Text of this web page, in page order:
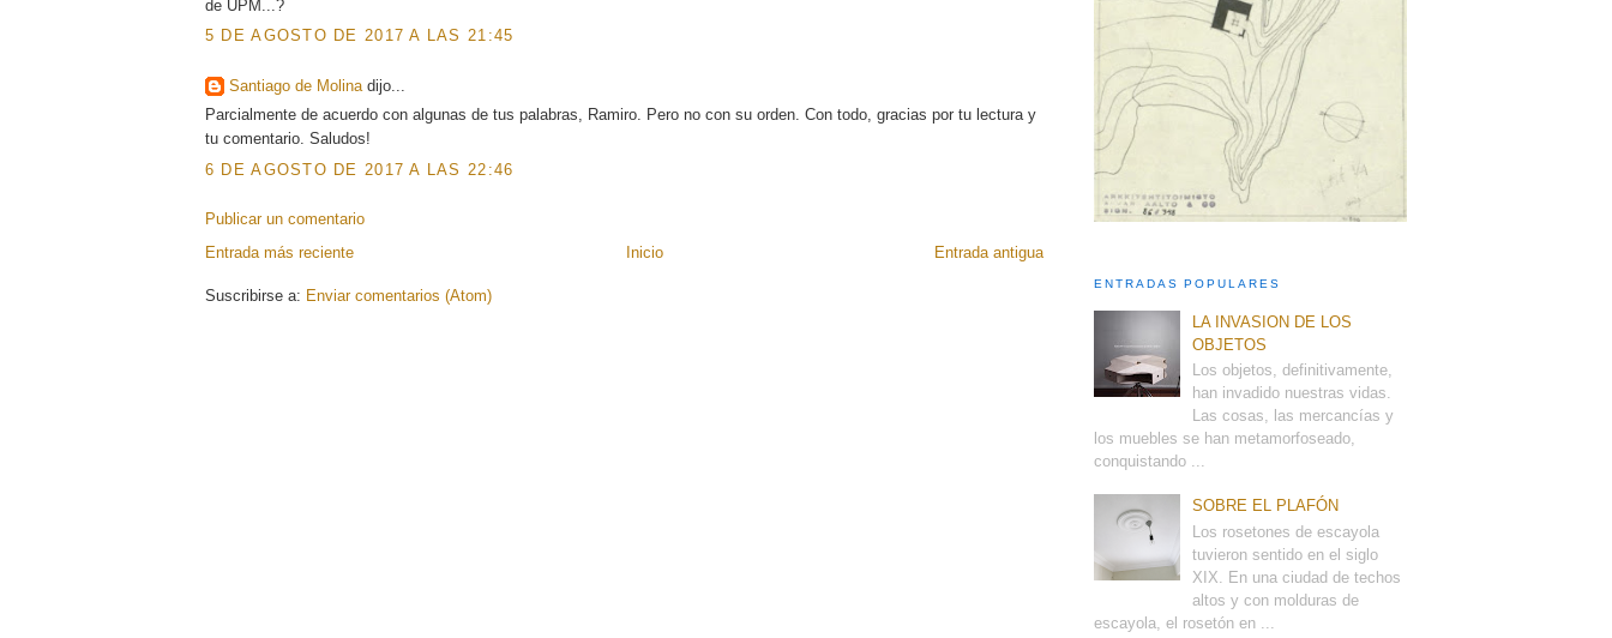
de UPM...?
5 DE AGOSTO DE 2017 A LAS 21:45
Santiago de Molinadijo...
Parcialmente de acuerdo con algunas de tus palabras, Ramiro. Pero no con su orden. Con todo, gracias por tu lectura y
tu comentario. Saludos!
6 DE AGOSTO DE 2017 A LAS 22:46
Publicar un comentario
Entrada más reciente
Entrada antigua
Inicio
Suscribirse a: Enviar comentarios (Atom)
ENTRADAS POPULARES
LA INVASION DE LOS
OBJETOS
Los objetos, definitivamente,
han invadido nuestras vidas.
Las cosas, las mercancías y
los muebles se han metamorfoseado,
conquistando ...
SOBRE EL PLAFÓN
Los rosetones de escayola
tuvieron sentido en el siglo
XIX. En una ciudad de techos
altos y con molduras de
escayola, el rosetón en ...